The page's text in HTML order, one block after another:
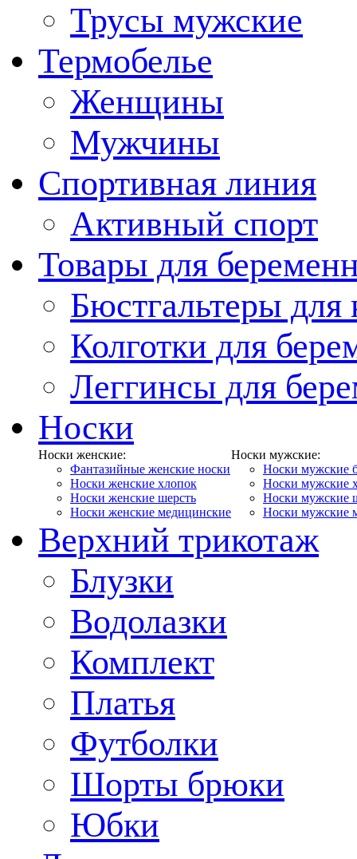
Трусы мужские
Термобелье
Женщины
Мужчины
Спортивная линия
Активный спорт
Товары для
Бюстгальтеры
Колготки для
Леггинсы для
Носки
Носки женские:
Фантазийные женские носки
Носки женские хлопок
Носки женские шерсть
Носки женские медицинские
Носки мужские:
Носки мужские
Носки мужские
Носки мужские
Носки мужские
Верхний трикотаж
Блузки
Водолазки
Комплект
Платья
Футболки
Шорты брюки
Юбки